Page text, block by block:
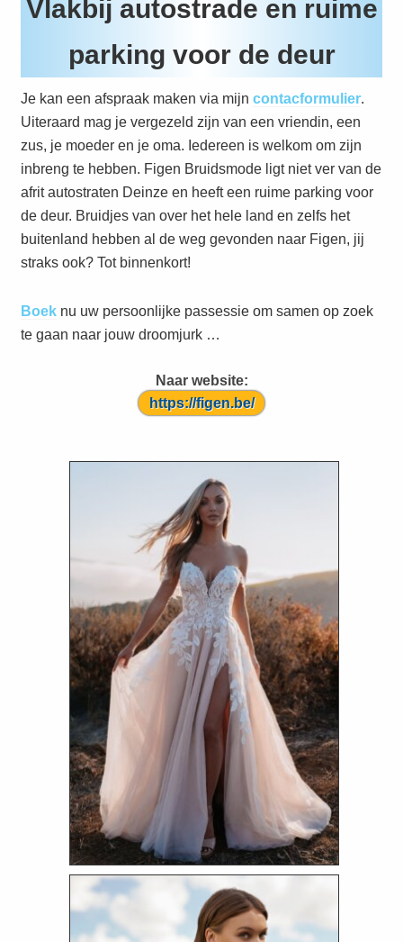
Vlakbij autostrade en ruime
parking voor de deur
Je kan een afspraak maken via mijn contacformulier
Uiteraard mag je vergezeld zijn van een vriendin, een
zus, je moeder en je oma. Iedereen is welkom om zijn
inbreng te hebben. Figen Bruidsmode ligt niet ver van de
afrit autostraten Deinze en heeft een ruime parking voor
de deur. Bruidjes van over het hele land en zelfs het
buitenland hebben al de weg gevonden naar Figen, jij
straks ook? Tot binnenkort!
Boek nu uw persoonlijke passessie om samen op zoek
te gaan naar jouw droomjurk …
Naar website:
https://figen.be/